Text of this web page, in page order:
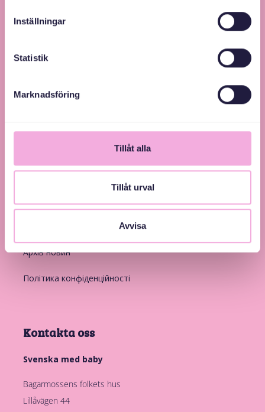
Inställningar
Statistik
Marknadsföring
Tillåt alla
Tillåt urval
Avvisa
Посилання на інші веб-сайти
Архів новин
Політика конфіденційності
Kontakta oss
Svenska med baby
Bagarmossens folkets hus
Lillåvägen 44